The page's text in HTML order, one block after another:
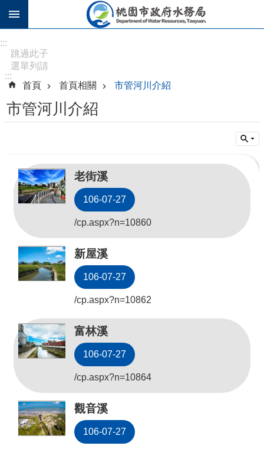
跳到主要內容區塊
階
搜
尋
公
告
認
識
務
機
錄
業
務
資
便
民
:::
跳過此子
選單列請
[Enter]，
繼續則按
[Tab]
:::
首頁
首頁相關 市管河川介紹
市管河川介紹
老街溪
106-07-27
/cp.aspx?n=10860
新屋溪
106-07-27
/cp.aspx?n=10862
富林溪
106-07-27
/cp.aspx?n=10864
觀音溪
106-07-27